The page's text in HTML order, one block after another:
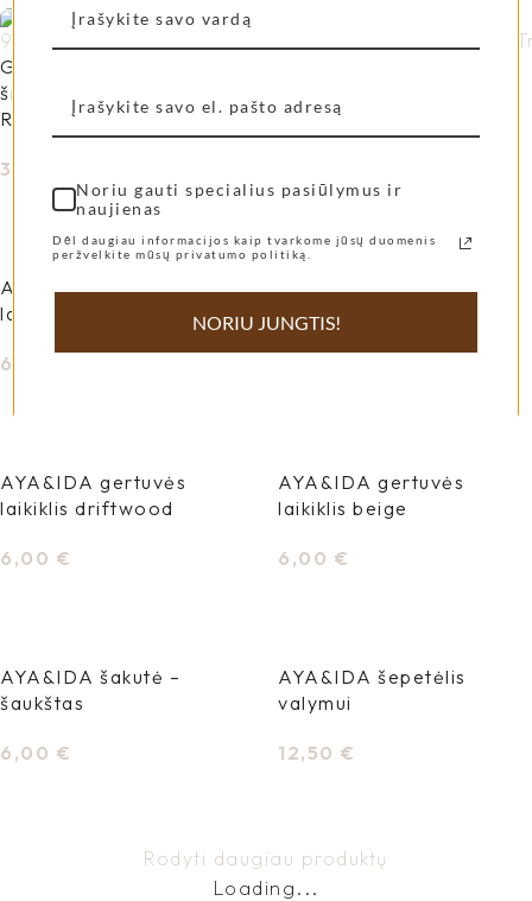
Gertuvė vaikams su
šiaudeliu AYA&IDA Soft
Rose 350 ml
34,00
Tropical Green 350 ml
Į Krepšelį
AYA&IDA gertuvės
laikiklis soft rose
6,00
AYA&IDA gertuvės
laikiklis tropical green
AYA&IDA gertuvės
laikiklis driftwood
6,00 €
AYA&IDA gertuvės
laikiklis beige
6,00 €
AYA&IDA šakutė –
šaukštas
6,00 €
AYA&IDA šepetėlis
valymui
12,50 €
Rodyti daugiau produktų
Loading...
Noriu gauti specialius pasiūlymus ir
naujienas
Dėl daugiau informacijos kaip tvarkome jūsų duomenis
peržvelkite mūsų privatumo politiką.
NORIU JUNGTIS!